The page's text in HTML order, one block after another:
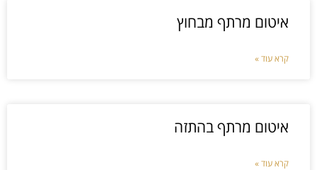
איטום מרתף מבחוץ
קרא עוד »
איטום מרתף בהתזה
קרא עוד »